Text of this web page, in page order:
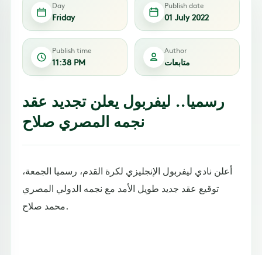
Day
Friday
Publish date
01 July 2022
Publish time
11:38 PM
Author
متابعات
رسميا.. ليفربول يعلن تجديد عقد
نجمه المصري صلاح
أعلن نادي ليفربول الإنجليزي لكرة القدم، رسميا الجمعة،
توقيع عقد جديد طويل الأمد مع نجمه الدولي المصري
محمد صلاح.